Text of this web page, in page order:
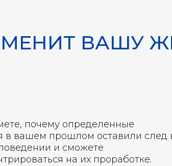
ВАШУ
почему определенные
в вашем прошлом оставили след
и сможете
на их проработке.